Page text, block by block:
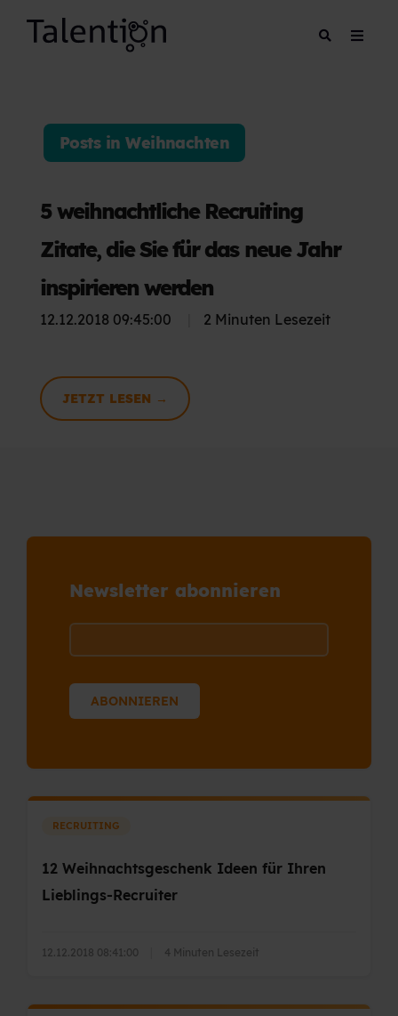
Posts in Weihnachten
5 weihnachtliche Recruiting
Zitate, die Sie für das neue Jahr
inspirieren werden
12.12.2018 09:45:00 2 Minuten Lesezeit
JETZT LESEN →
Newsletter abonnieren
RECRUITING
12 Weihnachtsgeschenk Ideen für Ihren
Lieblings-Recruiter
12.12.2018 08:41:00 4 Minuten Lesezeit